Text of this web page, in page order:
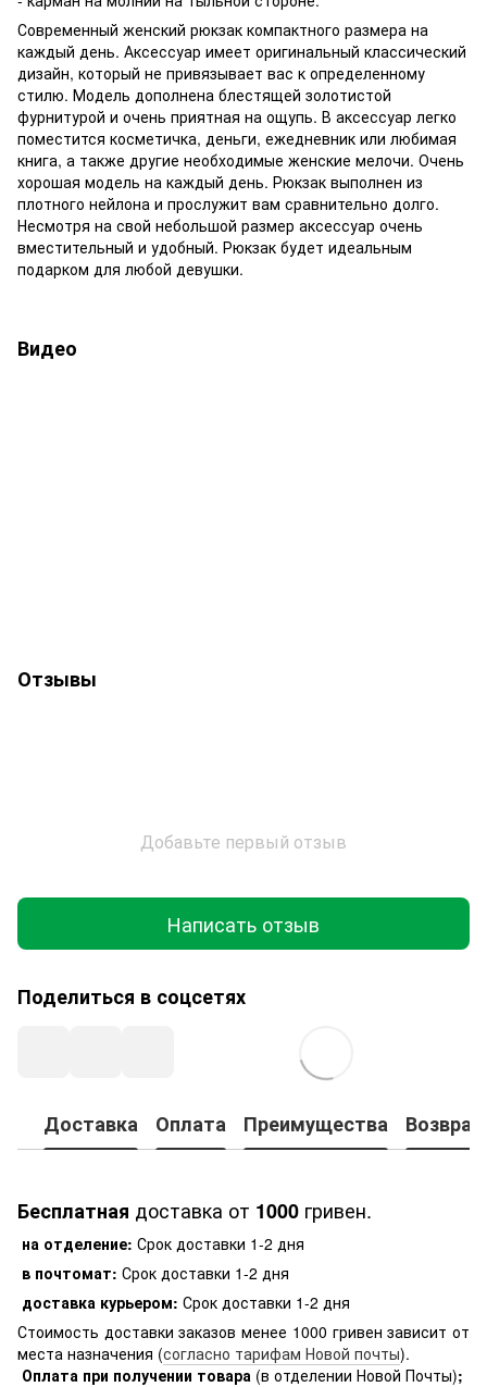
Современный женский рюкзак компактного размера на
каждый день. Аксессуар имеет оригинальный классический
дизайн, который не привязывает вас к определенному
стилю. Модель дополнена блестящей золотистой
фурнитурой и очень приятная на ощупь. В аксессуар легко
поместится косметичка, деньги, ежедневник или любимая
книга, а также другие необходимые женские мелочи. Очень
хорошая модель на каждый день. Рюкзак выполнен из
плотного нейлона и прослужит вам сравнительно долго.
Несмотря на свой небольшой размер аксессуар очень
вместительный и удобный. Рюкзак будет идеальным
подарком для любой девушки.
Видео
Отзывы
Добавьте первый отзыв
Написать отзыв
Поделиться в соцсетях
Доставка Оплата Преимущества Возврат
Бесплатная доставка от 1000 гривен.
на отделение: Срок доставки 1-2 дня
в почтомат: Срок доставки 1-2 дня
доставка курьером: Срок доставки 1-2 дня
Стоимость доставки заказов менее 1000 гривен зависит от
места назначения (согласно тарифам Новой почты).
Оплата при получении товара (в отделении Новой Почты);